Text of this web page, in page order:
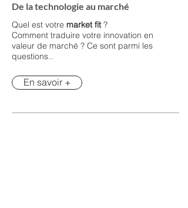
De la technologie au marché
Quel est votre market fit?
Comment traduire votre innovation en
valeur de marché ? Ce sont parmi les
questions
En savoir +